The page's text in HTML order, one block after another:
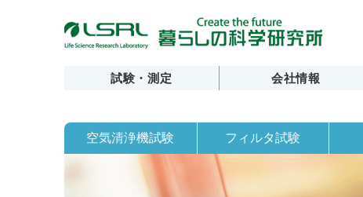
試験・測定 会社情報
空気清浄機試験 フィルタ試験